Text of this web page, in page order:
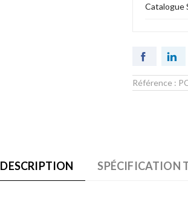
Catalogue
Référence :
DESCRIPTION SPÉCIFICATION